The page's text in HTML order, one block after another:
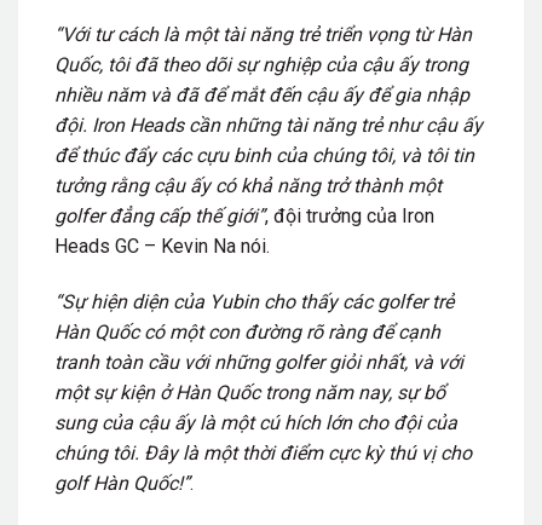
“Với tư cách là một tài năng trẻ triển vọng từ Hàn
Quốc, tôi đã theo dõi sự nghiệp của cậu ấy trong
nhiều năm và đã để mắt đến cậu ấy để gia nhập
đội. Iron Heads cần những tài năng trẻ như cậu ấy
để thúc đẩy các cựu binh của chúng tôi, và tôi tin
tưởng rằng cậu ấy có khả năng trở thành một
golfer đẳng cấp thế giới”, đội trưởng của Iron
Heads GC – Kevin Na nói.
“Sự hiện diện của Yubin cho thấy các golfer trẻ
Hàn Quốc có một con đường rõ ràng để cạnh
tranh toàn cầu với những golfer giỏi nhất, và với
một sự kiện ở Hàn Quốc trong năm nay, sự bổ
sung của cậu ấy là một cú hích lớn cho đội của
chúng tôi. Đây là một thời điểm cực kỳ thú vị cho
golf Hàn Quốc!”.